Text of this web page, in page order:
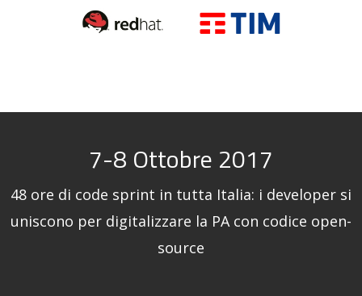
7-8 Ottobre 2017
48 ore di code sprint in tutta Italia: i developer si
uniscono per digitalizzare la PA con codice open-
source